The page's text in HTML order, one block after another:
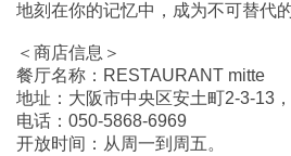
地刻在你的记忆中，成为不可替代的
＜商店信息＞
餐厅名称：RESTAURANT mitte
地址：大阪市中央区安土町2-3-13
电话：050-5868-6969
开放时间：从周一到周五。